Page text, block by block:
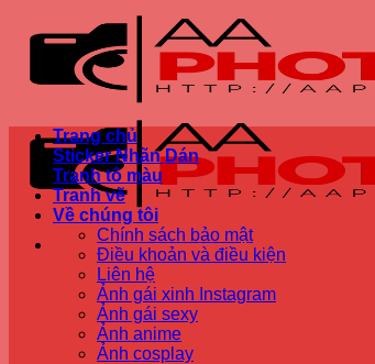
qua
dung
Trang chủ
Sticker Nhãn Dán
Tranh tô màu
Tranh vẽ
Về chúng tôi
Chính sách bảo mật
Điều khoản và điều kiện
Liên hệ
Ảnh gái xinh Instagram
Ảnh gái sexy
Ảnh anime
Ảnh cosplay